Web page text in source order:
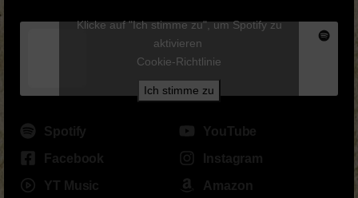
Klicke auf "Ich stimme zu", um Spotify zu
aktivieren
Cookie-Richtlinie
Ich stimme zu
Spotify
YouTube
Facebook
Instagram
YT Music
Amazon